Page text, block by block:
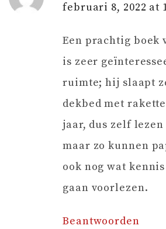
februari 8, 2022 at
Een prachtig boek
is zeer
ruimte; hij slaapt
dekbed met
jaar, dus zelf
maar zo kunnen
ook nog wat
gaan voorlezen.
Beantwoorden